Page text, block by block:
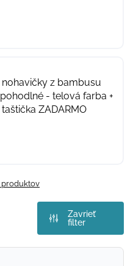
z bambusu
- telová farba +
ZADARMO
produktov
Zavrieť
filter